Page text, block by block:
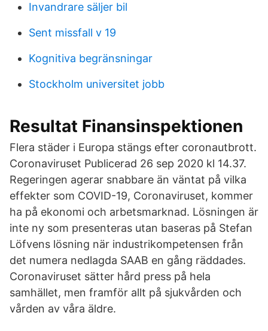
Invandrare säljer bil
Sent missfall v 19
Kognitiva begränsningar
Stockholm universitet jobb
Resultat Finansinspektionen
Flera städer i Europa stängs efter coronautbrott.
Coronaviruset Publicerad 26 sep 2020 kl 14.37.
Regeringen agerar snabbare än väntat på vilka
effekter som COVID-19, Coronaviruset, kommer
ha på ekonomi och arbetsmarknad. Lösningen är
inte ny som presenteras utan baseras på Stefan
Löfvens lösning när industrikompetensen från
det numera nedlagda SAAB en gång räddades.
Coronaviruset sätter hård press på hela
samhället, men framför allt på sjukvården och
vården av våra äldre.